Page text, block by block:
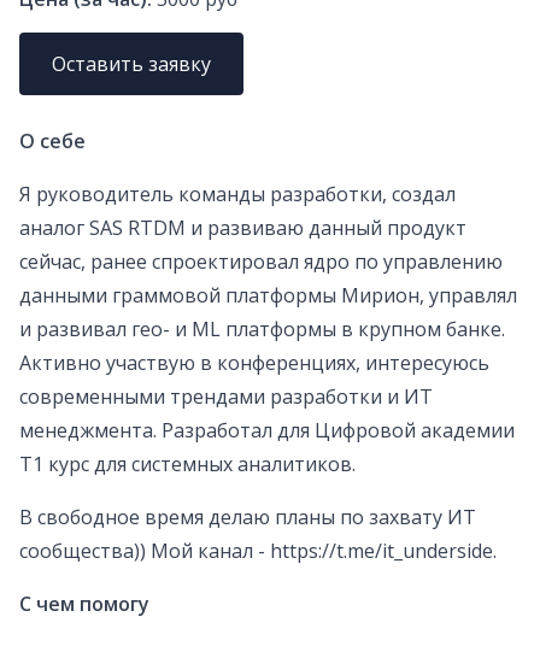
Оставить заявку
О себе
Я руководитель команды разработки, создал
аналог SAS RTDM и развиваю данный продукт
сейчас, ранее спроектировал ядро по управлению
данными граммовой платформы Мирион, управлял
и развивал гео- и ML платформы в крупном банке.
Активно участвую в конференциях, интересуюсь
современными трендами разработки и ИТ
менеджмента. Разработал для Цифровой академии
Т1 курс для системных аналитиков.
В свободное время делаю планы по захвату ИТ
сообщества)) Мой канал - https://t.me/it_underside.
С чем помогу